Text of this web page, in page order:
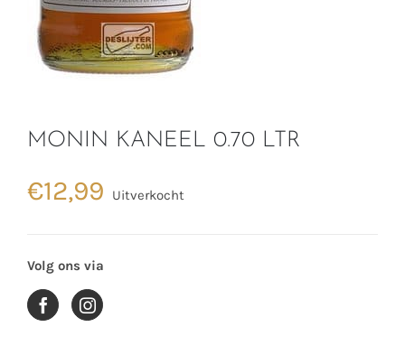
MONIN KANEEL 0.70 LTR
€12,99 Uitverkocht
Volg ons via